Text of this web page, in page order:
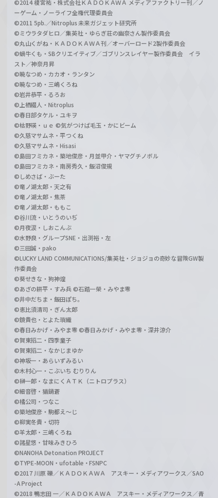
©2014 榎宮祐・株式会社ＫＡＤＯＫＡＷＡ メディアファクトリー刊／ノ
ーゲーム・ノーライフ全権代理委員会
©2011 5pb.／Nitroplus 未来ガジェット研究所
©ミウラタダヒロ／集英社・ゆらぎ荘の幽奈さん製作委員会
©丸山くがね・ＫＡＤＯＫＡＷＡ刊／オーバーロード2製作委員会
©蝸牛くも・SBクリエイティブ／ゴブリンスレイヤー製作委員会 イラ
スト／神奈月昇
©暁なつめ・カカオ・ランタン
©暁なつめ・三嶋くろね
©岩井恭平・るろお
©上栖綴人・Nitroplus
©春日部タケル・ユキヲ
©枯野瑛・ｕｅ ©気がつけば毛玉・かにビーム
©久慈マサムネ・平つくね
©久慈マサムネ・Hisasi
©島田フミカネ・築地俊彦・月並甲介・ヤマグチノボル
©島田フミカネ・南房秀久・飯沼俊規
©しめさば・ぶーた
©竜ノ湖太郎・天之有
©竜ノ湖太郎・焦茶
©竜ノ湖太郎・ももこ
©谷川流・いとうのいぢ
©月夜涙・しおこんぶ
©水野良・グループSNE・出渕裕・左
©三田誠・pako
©LUCKY LAND COMMUNICATIONS/集英社・ジョジョの奇妙な冒険GW製
作委員会
©葵せきな・狗神煌
©あざの耕平・すみ兵 ©石踏一榮・みやま零
©井中だちま・飯田ぽち。
©恵比須清司・ぎん太郎
©鏡貴也・とよた瑣織
©春日みかげ・みやま零 ©春日みかげ・みやま零・深井涼介
©賀東招二・四季童子
©賀東招二・なかじまゆか
©神坂一・あらいずみるい
©木村心一・こぶいち むりりん
©榊一郎・なまにくＡＴＫ（ニトロプラス）
©細音啓・猫鍋蒼
©橘公司・つなこ
©築地俊彦・駒都え～じ
©柳実冬貴・切符
©羊太郎・三嶋くろね
©諸星悠・甘味みきひろ
©NANOHA Detonation PROJECT
©TYPE-MOON・ufotable・FSNPC
©2017 川原 礫／ＫＡＤＯＫＡＷＡ アスキー・メディアワークス／SAO
-A Project
©2018 鴨志田 一／ＫＡＤＯＫＡＷＡ アスキー・メディアワークス／青